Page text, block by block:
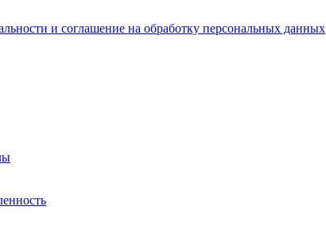
и соглашение на обработку персональных данных